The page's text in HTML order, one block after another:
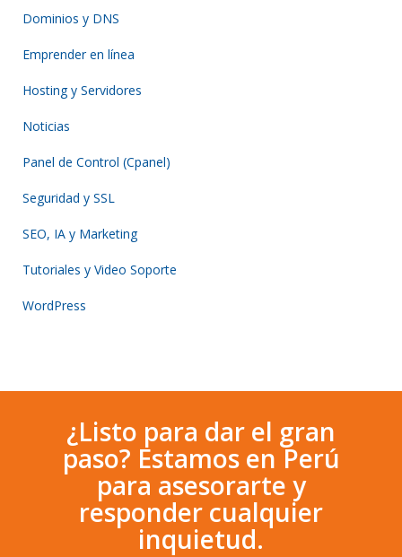
Dominios y DNS
Emprender en línea
Hosting y Servidores
Noticias
Panel de Control (Cpanel)
Seguridad y SSL
SEO, IA y Marketing
Tutoriales y Video Soporte
WordPress
¿Listo para dar el gran
paso? Estamos en Perú
para asesorarte y
responder cualquier
inquietud.